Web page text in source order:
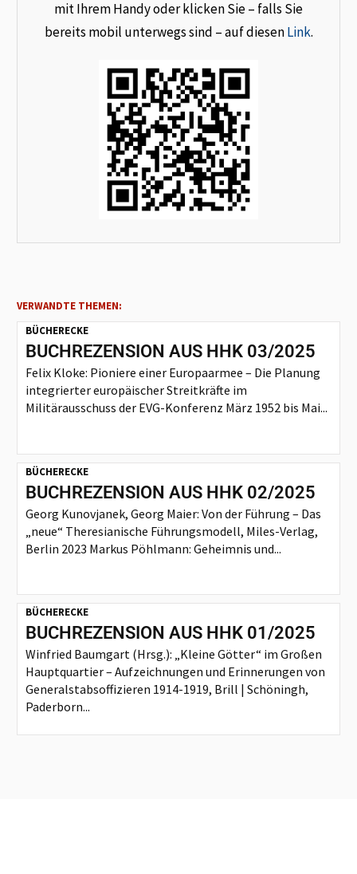
mit Ihrem Handy oder klicken Sie – falls Sie
bereits mobil unterwegs sind – auf diesenLink.
VERWANDTE THEMEN:
BÜCHERECKE
BUCHREZENSION AUS HHK 03/2025
Felix Kloke: Pioniere einer Europaarmee – Die Planung
integrierter europäischer Streitkräfte im
Militärausschuss der EVG-Konferenz März 1952 bis Mai...
BÜCHERECKE
BUCHREZENSION AUS HHK 02/2025
Georg Kunovjanek, Georg Maier: Von der Führung – Das
„neue“ Theresianische Führungsmodell, Miles-Verlag,
Berlin 2023 Markus Pöhlmann: Geheimnis und...
BÜCHERECKE
BUCHREZENSION AUS HHK 01/2025
Winfried Baumgart (Hrsg.): „Kleine Götter“ im Großen
Hauptquartier – Aufzeichnungen und Erinnerungen von
Generalstabsoffizieren 1914-1919, Brill | Schöningh,
Paderborn...